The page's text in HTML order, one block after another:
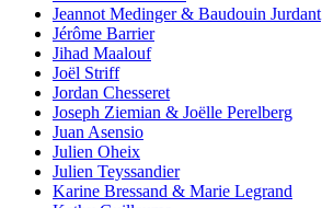
Jeannot Medinger & Baudouin Jurdant
Jérôme Barrier
Jihad Maalouf
Joël Striff
Jordan Chesseret
Joseph Ziemian & Joëlle Perelberg
Juan Asensio
Julien Oheix
Julien Teyssandier
Karine Bressand & Marie Legrand